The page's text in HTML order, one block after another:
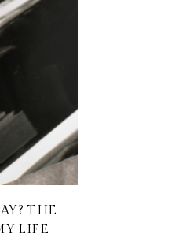
THE
LIFE